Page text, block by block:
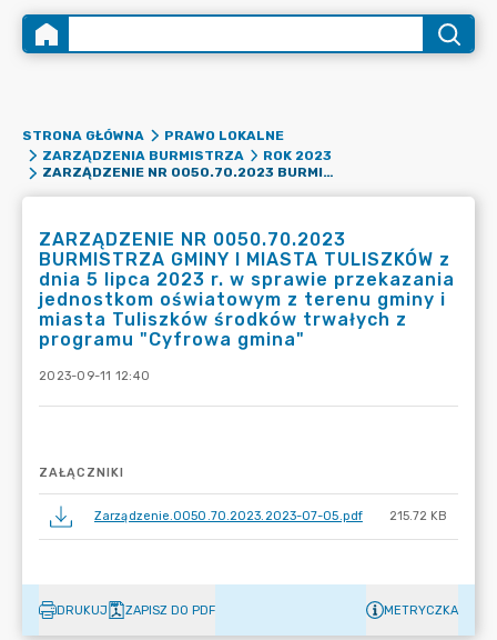
STRONA GŁÓWNA
PRAWO LOKALNE
ZARZĄDZENIA BURMISTRZA
ROK 2023
ZARZĄDZENIE NR 0050.70.2023 BURMISTRZA GMINY I MIASTA TULISZKÓW Z DNIA 5 LIPCA 2023 R. W SPRAWIE PRZEKAZANIA JEDNOSTKOM OŚWIATOWYM Z TERENU GMINY I MIASTA TULISZKÓW ŚRODKÓW TRWAŁYCH Z PROGRAMU "CYFROWA GMINA"
ZARZĄDZENIE NR 0050.70.2023
BURMISTRZA GMINY I MIASTA TULISZKÓW z
dnia 5 lipca 2023 r. w sprawie przekazania
jednostkom oświatowym z terenu gminy i
miasta Tuliszków środków trwałych z
programu "Cyfrowa gmina"
2023-09-11 12:40
ZAŁĄCZNIKI
Zarządzenie.0050.70.2023.2023-07-05.pdf 215.72 KB
DRUKUJ ZAPISZ DO PDF METRYCZKA